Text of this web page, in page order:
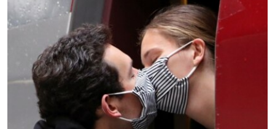
FOTOGALERIJE
RAT U UKRAJINI
KINA NA BALKANU
RSE PRIČE IZ SVIJETA
ISPRIČAJ MI
DNEVNO@RSE
SPECIJALI RSE